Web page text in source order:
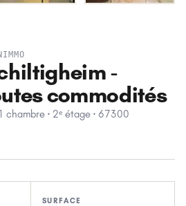
-
commodités
chambre · 2ᵉ étage · 67300
SURFACE